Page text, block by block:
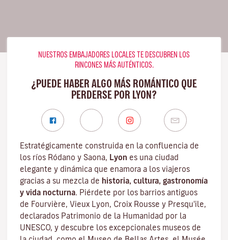
NUESTROS EMBAJADORES LOCALES TE DESCUBREN LOS
RINCONES MÁS AUTÉNTICOS.
¿PUEDE HABER ALGO MÁS ROMÁNTICO QUE
PERDERSE POR LYON?
Estratégicamente construida en la confluencia de
los ríos Ródano y Saona, Lyon es una ciudad
elegante y dinámica que enamora a los viajeros
gracias a su mezcla de historia, cultura, gastronomía
y vida nocturna. Piérdete por los barrios antiguos
de Fourvière, Vieux Lyon, Croix Rousse y Presqu'ile,
declarados Patrimonio de la Humanidad por la
UNESCO, y descubre los excepcionales museos de